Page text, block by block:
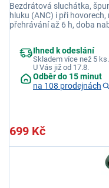
Bezdrátová sluchátka,
hluku (ANC) i při
přehrávání až 6 h, doba
Ihned k odeslání
Skladem více než 5 ks.
U Vás již od 17.8.
Odběr do 15 minut
na 108 prodejnách
699 Kč